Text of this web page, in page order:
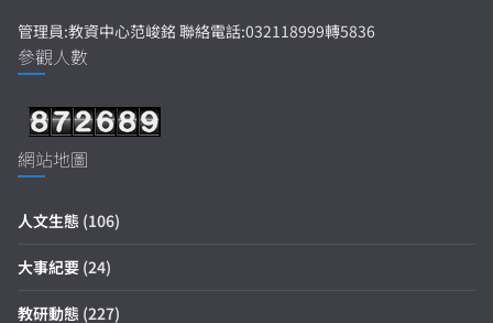
管理員:教資中心范峻銘 聯絡電話:032118999轉5836
參觀人數
網站地圖
人文生態 (106)
大事紀要 (24)
教研動態 (227)